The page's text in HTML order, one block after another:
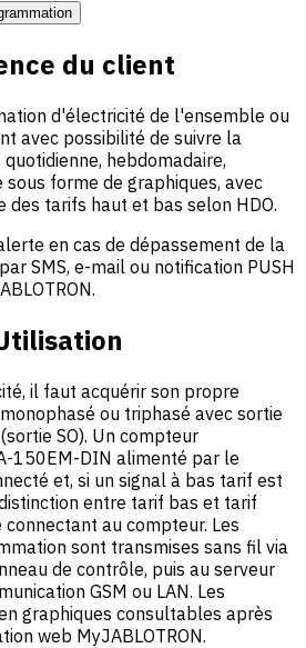
du client
d'électricité de l'ensemble ou
avec possibilité de suivre la
hebdomadaire,
forme de graphiques, avec
des tarifs haut et bas selon HDO.
en cas de dépassement de la
SMS, e-mail ou notification PUSH
il faut acquérir son propre
ou triphasé avec sortie
SO). Un compteur
150EM-DIN alimenté par le
et, si un signal à bas tarif est
entre tarif bas et tarif
au compteur. Les
sont transmises sans fil via
de contrôle, puis au serveur
GSM ou LAN. Les
graphiques consultables après
web MyJABLOTRON.